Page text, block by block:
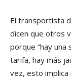
El transportista
dicen que otros
porque “hay
tarifa, hay más
vez, esto implica